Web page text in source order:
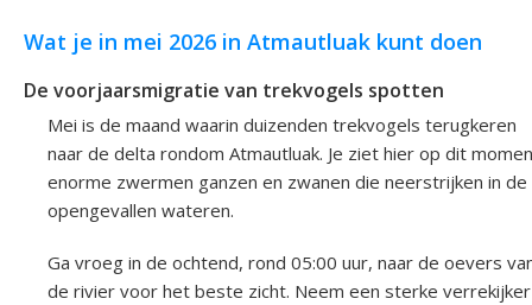
Wat je in mei 2026 in Atmautluak kunt doen
De voorjaarsmigratie van trekvogels spotten
Mei is de maand waarin duizenden trekvogels terugkeren
naar de delta rondom Atmautluak. Je ziet hier op dit
enorme zwermen ganzen en zwanen die neerstrijken in de
opengevallen wateren.
Ga vroeg in de ochtend, rond 05:00 uur, naar de oevers
de rivier voor het beste zicht. Neem een sterke verrekijker